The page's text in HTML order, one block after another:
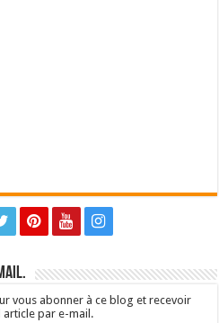
vous abonner à ce blog et recevoir
article par e-mail.